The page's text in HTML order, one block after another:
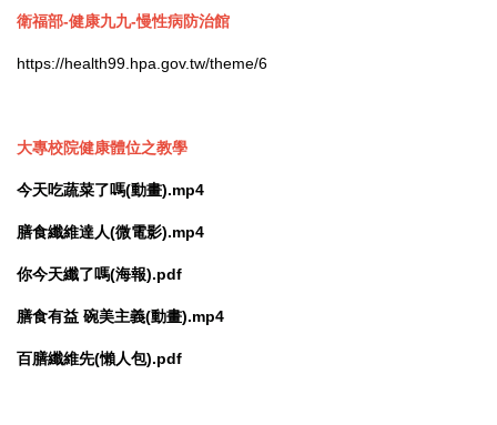
衛福部-健康九九-慢性病防治館
https://health99.hpa.gov.tw/theme/6
大專校院健康體位之教學
今天吃蔬菜了嗎(動畫).mp4
膳食纖維達人(微電影).mp4
你今天纖了嗎(海報).pdf
膳食有益 碗美主義(動畫).mp4
百膳纖維先(懶人包).pdf